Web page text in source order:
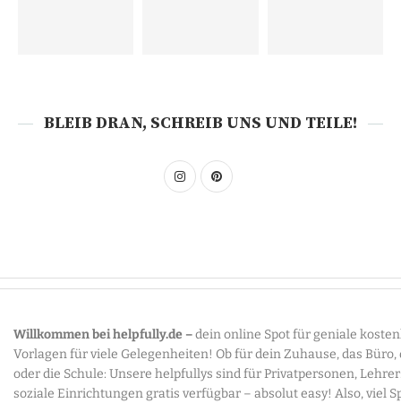
BLEIB DRAN, SCHREIB UNS UND TEILE!
Willkommen bei helpfully.de –dein online Spot für geniale
Vorlagen für viele Gelegenheiten! Ob für dein Zuhause, das Büro,
oder die Schule: Unsere helpfullys sind für Privatpersonen,
soziale Einrichtungen gratis verfügbar – absolut easy! Also, viel